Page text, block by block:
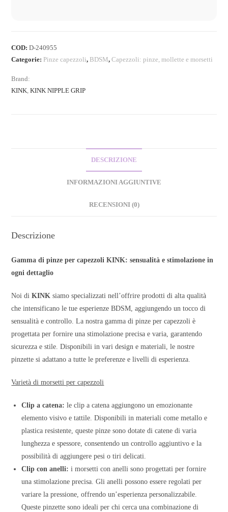
COD:D-240955
Categorie: Pinze capezzoli, BDSM,Capezzoli: pinze, mollette e morsetti
Brand:
KINK ,KINK NIPPLE GRIP
DESCRIZIONE
INFORMAZIONI AGGIUNTIVE
RECENSIONI (0)
Descrizione
Gamma di pinze per capezzoli KINK: sensualità e stimolazione in
ogni dettaglio
Noi diKINK siamo specializzati nell’offrire prodotti di alta qualità
che intensificano le tue esperienze BDSM, aggiungendo un tocco di
sensualità e controllo. La nostra gamma di pinze per capezzoli è
progettata per fornire una stimolazione precisa e varia, garantendo
sicurezza e stile. Disponibili in vari design e materiali, le nostre
pinzette si adattano a tutte le preferenze e livelli di esperienza.
Varietà di morsetti per capezzoli
Clip a catena: le clip a catena aggiungono un emozionante
elemento visivo e tattile. Disponibili in materiali come metallo e
plastica resistente, queste pinze sono dotate di catene di varia
lunghezza e spessore, consentendo un controllo aggiuntivo e la
possibilità di aggiungere pesi o tiri delicati.
Clip con anelli: i morsetti con anelli sono progettati per fornire
una stimolazione precisa. Gli anelli possono essere regolati per
variare la pressione, offrendo un’esperienza personalizzabile.
Queste pinzette sono ideali per chi cerca una combinazione di